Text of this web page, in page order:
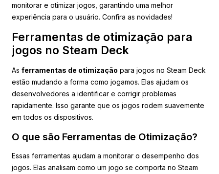
monitorar e otimizar jogos, garantindo uma melhor
experiência para o usuário. Confira as novidades!
Ferramentas de otimização para
jogos no Steam Deck
As ferramentas de otimização para jogos no Steam Deck
estão mudando a forma como jogamos. Elas ajudam os
desenvolvedores a identificar e corrigir problemas
rapidamente. Isso garante que os jogos rodem suavemente
em todos os dispositivos.
O que são Ferramentas de Otimização?
Essas ferramentas ajudam a monitorar o desempenho dos
jogos. Elas analisam como um jogo se comporta no Steam